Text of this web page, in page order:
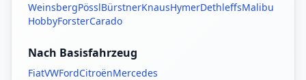
WeinsbergPösslBürstnerKnausHymerDethleffsMalibu
HobbyForsterCarado
Nach Basisfahrzeug
FiatVWFordCitroënMercedes